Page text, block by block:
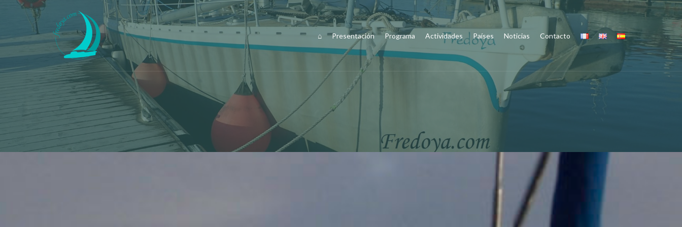
⌂ Presentación Programa Actividades Países Noticias Contacto